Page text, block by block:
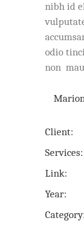
nibh id
odio
non
Client:
Services:
Link:
Year:
Category: